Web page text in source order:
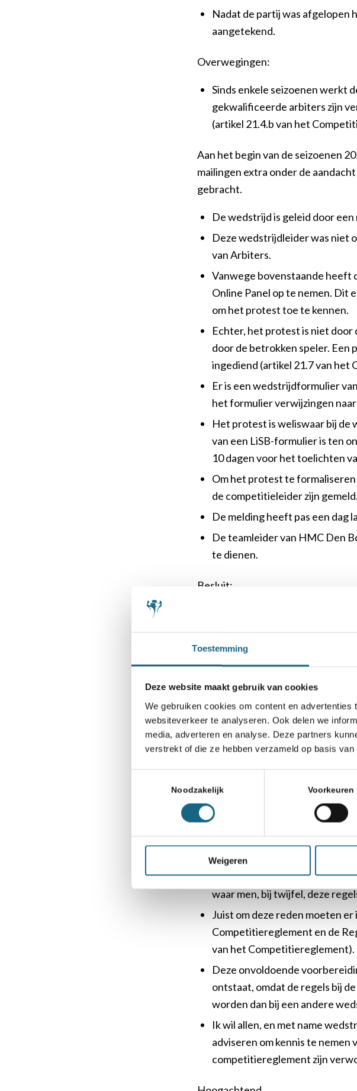
Toestemming
Deze website maakt gebruik van cookies
We gebruiken cookies om content en
websiteverkeer te analyseren. Ook delen we
media, adverteren en analyse. Deze partners
verstrekt of die ze hebben verzameld op basis
Noodzakelijk Voorkeuren
Weigeren
Nadat de partij was
aangetekend.
Overwegingen:
Sinds enkele seizoenen werkt
gekwalificeerde arbiters zijn
(artikel 21.4.b van het
Aan het begin van de seizoenen
mailingen extra onder de
gebracht.
De wedstrijd is geleid door
Deze wedstrijdleider was niet
van Arbiters.
Vanwege bovenstaande heeft
Online Panel op te nemen. Dit
om het protest toe te kennen.
Echter, het protest is niet door
door de betrokken speler. Een
ingediend (artikel 21.7 van het
Er is een wedstrijdformulier
het formulier verwijzingen
Het protest is weliswaar bij de
van een LiSB-formulier is ten
10 dagen voor het toelichten
Om het protest te
de competitieleider zijn gemeld.
De melding heeft pas een dag
De teamleider van HMC Den
te dienen.
Besluit:
de teamleider heeft verklaard
verklaar ik het protest niet-
Nabeschouwing:
De niet-ontvankelijkheid van
niet op inhoudelijke argumenten.
Ik ga ervan uit dat allen naar
gemaakte fouten het gevolg
zijn.
Dit gebrek aan kennis vind ik
mag gaan, dat deelnemers
waar men, bij twijfel, deze
Juist om deze reden moeten
Competitiereglement en de
van het Competitiereglement).
Deze onvoldoende
ontstaat, omdat de regels bij
worden dan bij een andere
Ik wil allen, en met name
adviseren om kennis te nemen
competitiereglement zijn